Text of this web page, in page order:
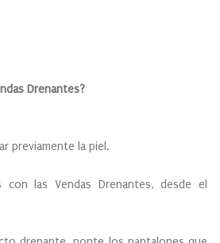
Drenantes?
previamente la piel.
con las Vendas Drenantes, desde el